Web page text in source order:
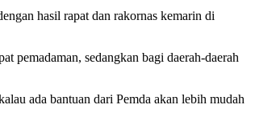
hasil rapat dan rakornas kemarin di
pemadaman, sedangkan bagi daerah-daerah
ada bantuan dari Pemda akan lebih mudah